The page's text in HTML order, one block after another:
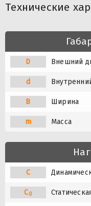
Технические
D Внешний
d
B Ширина
m Масса
C
C0